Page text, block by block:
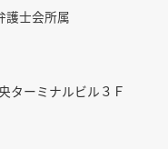
護士会所属
ターミナルビル３Ｆ